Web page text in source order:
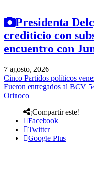
Presidenta
crediticio con
encuentro con
7 agosto, 2026
Cinco Partidos políticos
Fueron entregados al BCV
Orinoco
¡Compartir este!
Facebook
Twitter
Google Plus